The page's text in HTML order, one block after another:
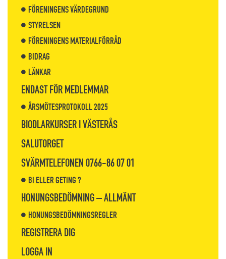
FÖRENINGENS VÄRDEGRUND
STYRELSEN
FÖRENINGENS MATERIALFÖRRÅD
BIDRAG
LÄNKAR
ENDAST FÖR MEDLEMMAR
ÅRSMÖTESPROTOKOLL 2025
BIODLARKURSER I VÄSTERÅS
SALUTORGET
SVÄRMTELEFONEN 0766-86 07 01
BI ELLER GETING ?
HONUNGSBEDÖMNING – ALLMÄNT
HONUNGSBEDÖMNINGSREGLER
REGISTRERA DIG
LOGGA IN